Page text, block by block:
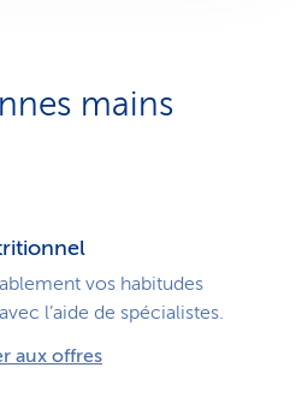
mains
vos habitudes
l’aide de spécialistes.
aux offres